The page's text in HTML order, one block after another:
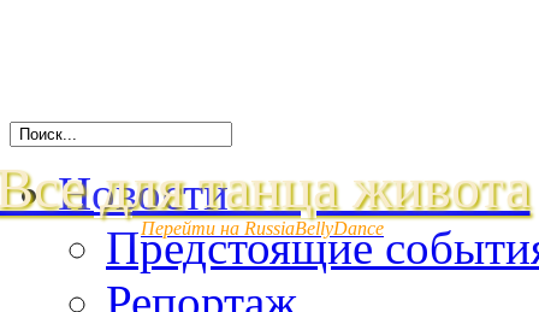
для танца живота
Перейти на RussiaBellyDance
Новости
Предстоящие